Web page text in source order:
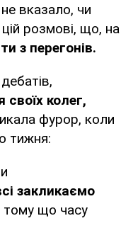
вказало, чи
розмові, що, на
з перегонів.
колег,
фурор, коли
тижня:
закликаємо
тому що часу